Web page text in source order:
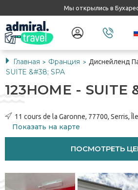
Мы открылись в
Главная > Франция > Диснейленд
SUITE &#38; SPA
123HOME - SUITE
11 cours de la Garonne, 77700, Serris,
Показать на карте
ПОСМОТРЕТЬ